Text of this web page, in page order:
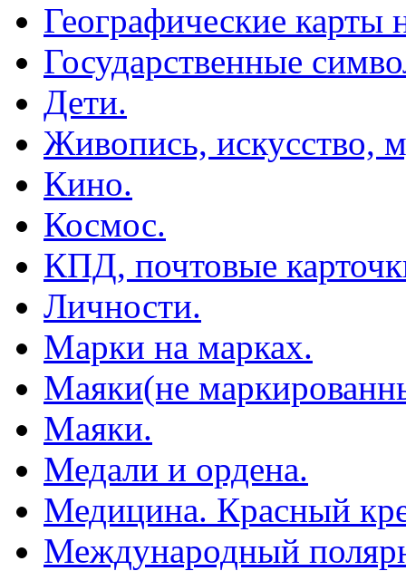
Географические карты
Государственные
Дети.
Живопись, искусство,
Кино.
Космос.
КПД, почтовые
Личности.
Марки на марках.
Маяки(не
Маяки.
Медали и ордена.
Медицина. Красный
Международный